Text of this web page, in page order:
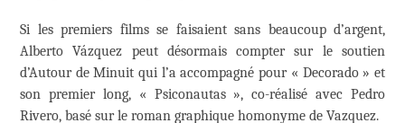
Si les premiers films se faisaient sans beaucoup d’argent,
Alberto Vázquez peut désormais compter sur le soutien
d’Autour de Minuit qui l’a accompagné pour « Decorado » et
son premier long, « Psiconautas », co-réalisé avec Pedro
Rivero, basé sur le roman graphique homonyme de Vazquez.